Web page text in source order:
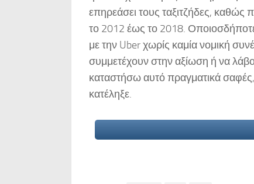
επηρεάσει τους ταξιτζήδες, καθώς
το 2012 έως το 2018. Οποιοσδήποτε
με την Uber χωρίς καμία νομική
συμμετέχουν στην αξίωση ή να
καταστήσω αυτό πραγματικά
κατέληξε.